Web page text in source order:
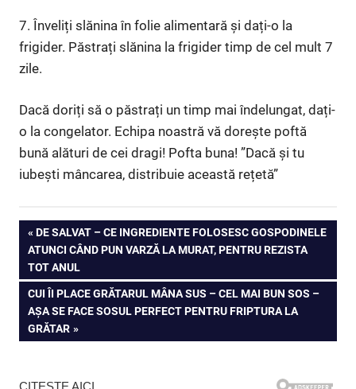
7. Înveliți slănina în folie alimentară și dați-o la
frigider. Păstrați slănina la frigider timp de cel mult 7
zile.
Dacă doriți să o păstrați un timp mai îndelungat, dați-
o la congelator. Echipa noastră vă dorește poftă
bună alături de cei dragi! Pofta buna! ”Dacă și tu
iubești mâncarea, distribuie această rețetă”
Navigare
în
articole
PREVIOUS
POST:
DE SALVAT – CE INGREDIENTE FOLOSESC GOSPODINELE
ATUNCI CÂND PUN VARZĂ LA MURAT, PENTRU REZISTA
TOT ANUL
NEXT
POST:
CUI ÎI PLACE GRĂTARUL MÂNA SUS – CEL MAI BUN SOS –
AȘA SE FACE SOSUL PERFECT PENTRU FRIPTURA LA
GRĂTAR